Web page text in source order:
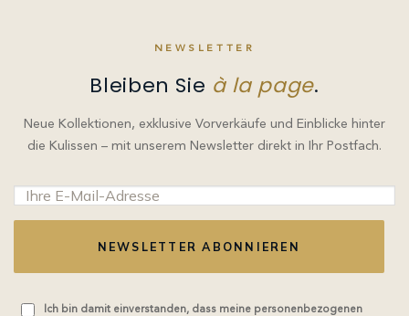
NEWSLETTER
Bleiben Sie à la page.
Neue Kollektionen, exklusive Vorverkäufe und Einblicke hinter
die Kulissen – mit unserem Newsletter direkt in Ihr Postfach.
NEWSLETTER ABONNIEREN
Ich bin damit einverstanden, dass meine personenbezogenen